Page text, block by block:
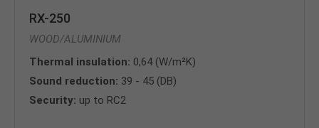
RX-250
WOOD/ALUMINIUM
Thermal insulation: 0,64 (W/m²K)
Sound reduction: 39 - 45 (DB)
Security: up to RC2